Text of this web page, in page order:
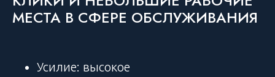
МЕСТА В СФЕРЕ ОБСЛУЖИВАНИЯ
Усилие: высокое